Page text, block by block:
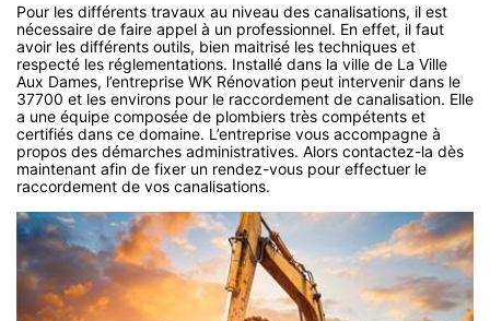
Pour les différents travaux au niveau des canalisations, il est
nécessaire de faire appel à un professionnel. En effet, il faut
avoir les différents outils, bien maitrisé les techniques et
respecté les réglementations. Installé dans la ville de La Ville
Aux Dames, l’entreprise WK Rénovation peut intervenir dans le
37700 et les environs pour le raccordement de canalisation. Elle
a une équipe composée de plombiers très compétents et
certifiés dans ce domaine. L’entreprise vous accompagne à
propos des démarches administratives. Alors contactez-la dès
maintenant afin de fixer un rendez-vous pour effectuer le
raccordement de vos canalisations.